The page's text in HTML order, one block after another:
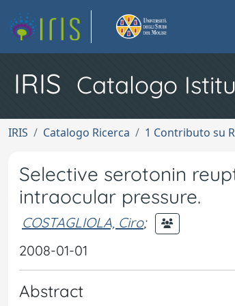
IRIS Catalogo
IRIS Catalogo Ricerca 1 Contributo su
Selective serotonin
intraocular pressure.
COSTAGLIOLA, Ciro;
2008-01-01
Abstract